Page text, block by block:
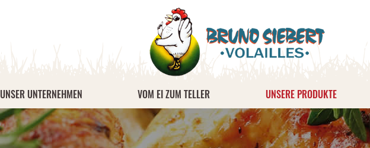
UNSER UNTERNEHMEN VOM EI ZUM TELLER UNSERE PRODUKTE